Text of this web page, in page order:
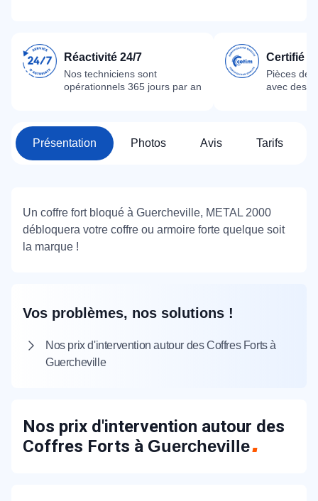
Réactivité 24/7
Nos techniciens sont
opérationnels 365 jours par an
Certifié
Pièces
avec des
Présentation Photos Avis Tarifs
Un coffre fort bloqué à Guercheville, METAL 2000
débloquera votre coffre ou armoire forte quelque soit
la marque !
Vos problèmes, nos solutions !
Nos prix d'intervention autour des Coffres Forts à
Guercheville
Nos prix d'intervention autour des
Coffres Forts à Guercheville